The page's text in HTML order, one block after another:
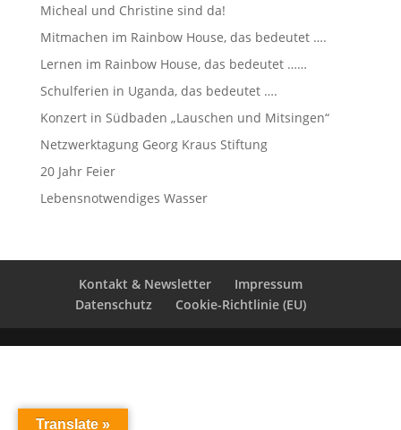
Micheal und Christine sind da!
Mitmachen im Rainbow House, das bedeutet ….
Lernen im Rainbow House, das bedeutet ……
Schulferien in Uganda, das bedeutet ….
Konzert in Südbaden „Lauschen und Mitsingen“
Netzwerktagung Georg Kraus Stiftung
20 Jahr Feier
Lebensnotwendiges Wasser
Kontakt & Newsletter
Impressum
Datenschutz
Cookie-Richtlinie (EU)
Translate »